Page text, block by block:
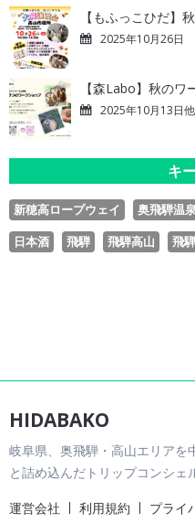
【もふっこひだ】
2025年10月26日
【森Labo】秋のワ
2025年10月13日他
キ
新穂高ロープウェイ 奥飛騨温
日本酒
飛騨 飛騨高山 飛
HIDABAKO
岐阜県、奥飛騨・高山エリアを
と詰め込んだトリップコンシェ
運営会社 利用規約 プライ